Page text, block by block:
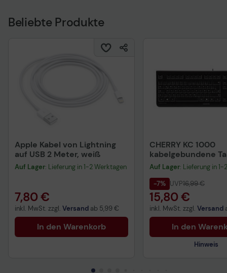
Beliebte Produkte
Apple Kabel von Lightning
auf USB 2 Meter, weiß
Auf Lager: Lieferung in 1-2 Werktagen
7,80 €
inkl. MwSt. zzgl. Versand ab 5,99 €
In den Warenkorb
CHERRY KC 1000
kabelgebundene
QWERTZ DE -
Auf Lager: Lieferung in
-7% UVP16,99 €
15,80 €
inkl. MwSt. zzgl. Versand
In den
Hinweis